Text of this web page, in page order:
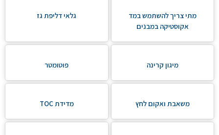
מתי צריך להשתמש במד
אקוסטיקה במבנים
גלאי דליפת גז
מיגון קרינה פוטומטר
משאבת ואקום לחץ מדידת TOC